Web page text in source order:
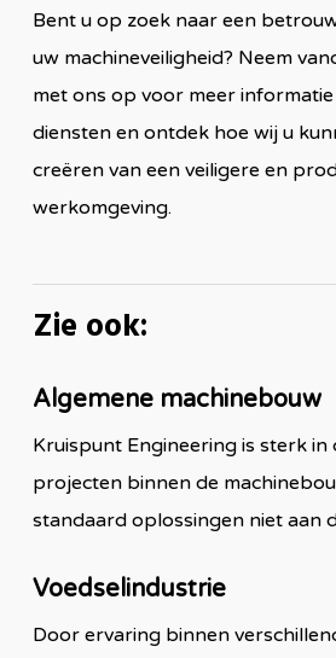
Bent u op zoek naar een
uw machineveiligheid? Neem
met ons op voor meer
diensten en ontdek hoe wij u
creëren van een veiligere en
werkomgeving.
Zie ook:
Algemene machinebouw
Kruispunt Engineering is sterk in
projecten binnen de
standaard oplossingen niet aan
Voedselindustrie
Door ervaring binnen